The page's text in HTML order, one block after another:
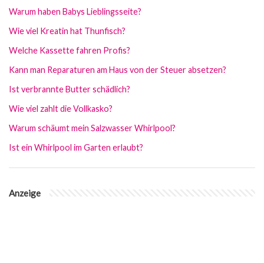
Warum haben Babys Lieblingsseite?
Wie viel Kreatin hat Thunfisch?
Welche Kassette fahren Profis?
Kann man Reparaturen am Haus von der Steuer absetzen?
Ist verbrannte Butter schädlich?
Wie viel zahlt die Vollkasko?
Warum schäumt mein Salzwasser Whirlpool?
Ist ein Whirlpool im Garten erlaubt?
Anzeige